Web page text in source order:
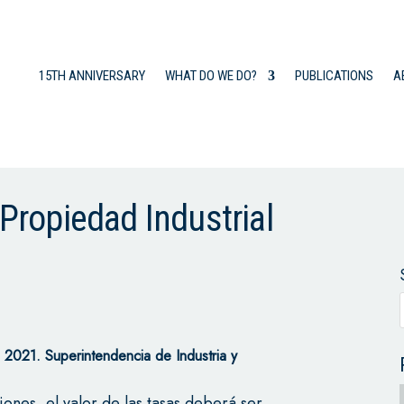
15TH ANNIVERSARY WHAT DO WE DO? PUBLICATIONS
Industrial
Superintendencia de Industria y